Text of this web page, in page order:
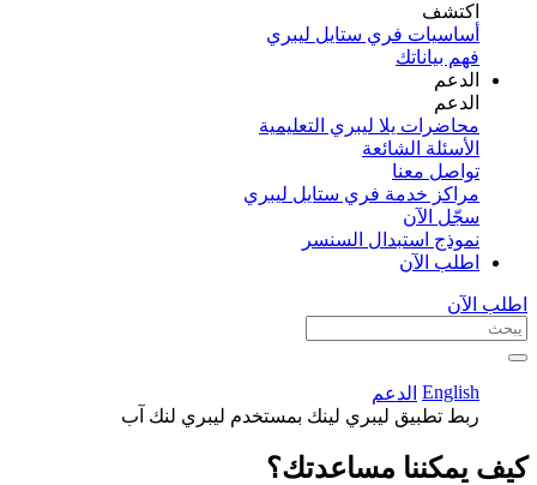
اكتشف​
أساسيات فري ستايل ليبري
فهم بياناتك
الدعم
الدعم
محاضرات يلا ليبري التعليمية
الأسئلة الشائعة
تواصل معنا
مراكز خدمة فري ستايل ليبري
سجّل الآن​
نموذج استبدال السنسر
اطلب الآن
اطلب الآن
English الدعم
ربط تطبيق ليبري لينك بمستخدم ليبري لنك آب
كيف يمكننا مساعدتك؟